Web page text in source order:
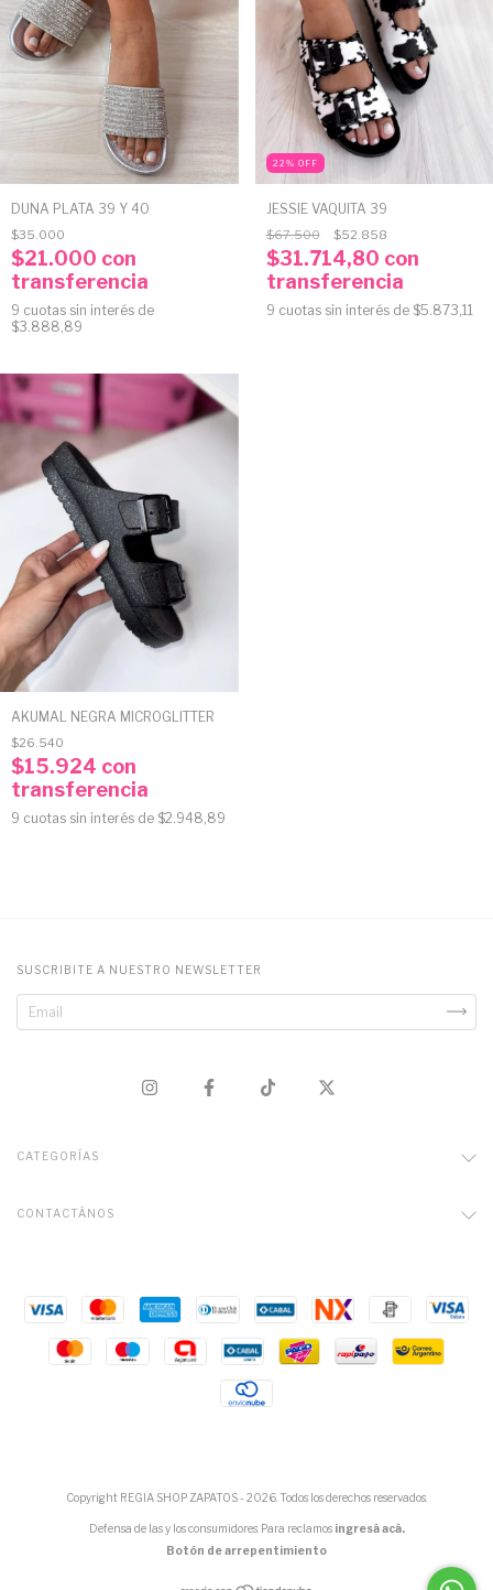
DUNA PLATA 39 Y 40
$35.000
$21.000 con
transferencia
9 cuotas sin interés de
$3.888,89
22 % OFF
JESSIE VAQUITA 39
$67.500 $52.858
$31.714,80 con
transferencia
9 cuotas sin interés de $5.873,11
AKUMAL NEGRA MICROGLITTER
$26.540
$15.924 con
transferencia
9 cuotas sin interés de $2.948,89
SUSCRIBITE A NUESTRO NEWSLETTER
CATEGORÍAS
CONTACTÁNOS
Copyright REGIA SHOP ZAPATOS - 2026. Todos los derechos reservados.
Defensa de las y los consumidores. Para reclamos ingresá acá.
Botón de arrepentimiento